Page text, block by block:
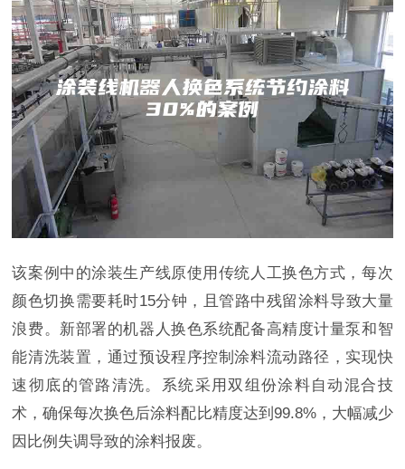
该案例中的涂装生产线原使用传统人工换色方式，每次
颜色切换需要耗时15分钟，且管路中残留涂料导致大量
浪费。新部署的机器人换色系统配备高精度计量泵和智
能清洗装置，通过预设程序控制涂料流动路径，实现快
速彻底的管路清洗。系统采用双组份涂料自动混合技
术，确保每次换色后涂料配比精度达到99.8%，大幅减少
因比例失调导致的涂料报废。